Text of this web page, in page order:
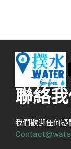
聯絡
我們歡迎任何疑